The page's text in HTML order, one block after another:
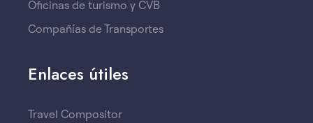
Oficinas de turismo y CVB
Compañías de Transportes
Enlaces útiles
Travel Compositor